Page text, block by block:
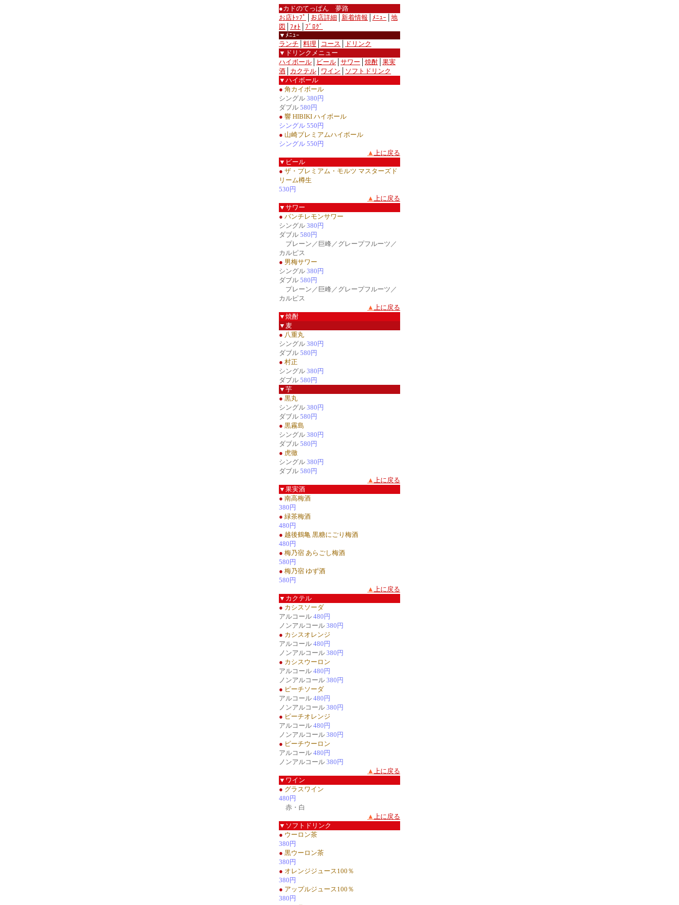
●カドのてっぱん 夢路
お店ﾄｯﾌﾟ
お店詳細 新着情報 ﾒﾆｭｰ
地
図
ﾌｫﾄ
ﾌﾞﾛｸﾞ
▼ﾒﾆｭｰ
ランチ
料理 コース
ドリンク
▼ドリンクメニュー
ハイボール
ビール サワー 焼酎 果実
酒
カクテル ワイン
ソフトドリンク
▼ハイボール
● 角カイボール
シングル 380円
ダブル 580円
● 響 HIBIKI ハイボール
シングル 550円
● 山崎プレミアムハイボール
シングル 550円
▲ 上に戻る
▼ビール
● ザ・プレミアム・モルツ マスターズド
リーム樽生
530円
▲ 上に戻る
▼サワー
● パンチレモンサワー
シングル 380円
ダブル 580円
プレーン／巨峰／グレープフルーツ／
カルピス
● 男梅サワー
シングル 380円
ダブル 580円
プレーン／巨峰／グレープフルーツ／
カルピス
▲ 上に戻る
▼焼酎
▼麦
● 八重丸
シングル 380円
ダブル 580円
● 村正
シングル 380円
ダブル 580円
▼芋
● 黒丸
シングル 380円
ダブル 580円
● 黒霧島
シングル 380円
ダブル 580円
● 虎徹
シングル 380円
ダブル 580円
▲ 上に戻る
▼果実酒
● 南高梅酒
380円
● 緑茶梅酒
480円
● 越後鶴亀 黒糖にごり梅酒
480円
● 梅乃宿 あらごし梅酒
580円
● 梅乃宿 ゆず酒
580円
▲ 上に戻る
▼カクテル
● カシスソーダ
アルコール 480円
ノンアルコール 380円
● カシスオレンジ
アルコール 480円
ノンアルコール 380円
● カシスウーロン
アルコール 480円
ノンアルコール 380円
● ピーチソーダ
アルコール 480円
ノンアルコール 380円
● ピーチオレンジ
アルコール 480円
ノンアルコール 380円
● ピーチウーロン
アルコール 480円
ノンアルコール 380円
▲ 上に戻る
▼ワイン
● グラスワイン
480円
赤・白
▲ 上に戻る
▼ソフトドリンク
● ウーロン茶
380円
● 黒ウーロン茶
380円
● オレンジジュース100％
380円
● アップルジュース100％
380円